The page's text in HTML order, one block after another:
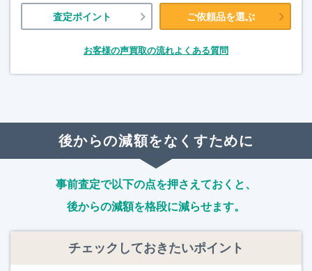
査定ポイント ご依頼品を選ぶ
お客様の声買取の流れよくある質問
後からの減額をなくすために
事前査定で以下の点を押さえておくと、
後からの減額を格段に減らせます。
チェックしておきたいポイント